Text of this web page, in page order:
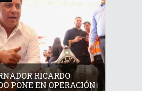
RICARDO
PONE EN OPERACIÓN